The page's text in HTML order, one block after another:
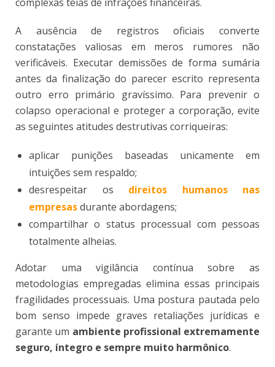
A ausência de registros oficiais converte
constatações valiosas em meros rumores não
verificáveis. Executar demissões de forma sumária
antes da finalização do parecer escrito representa
outro erro primário gravíssimo. Para prevenir o
colapso operacional e proteger a corporação, evite
as seguintes atitudes destrutivas corriqueiras:
aplicar punições baseadas unicamente em
intuições sem respaldo;
desrespeitar os direitos humanos nas
empresasdurante abordagens;
compartilhar o status processual com pessoas
totalmente alheias.
Adotar uma vigilância contínua sobre as
metodologias empregadas elimina essas principais
fragilidades processuais. Uma postura pautada pelo
bom senso impede graves retaliações jurídicas e
garante um ambiente profissional extremamente
seguro, íntegro e sempre muito harmônico.